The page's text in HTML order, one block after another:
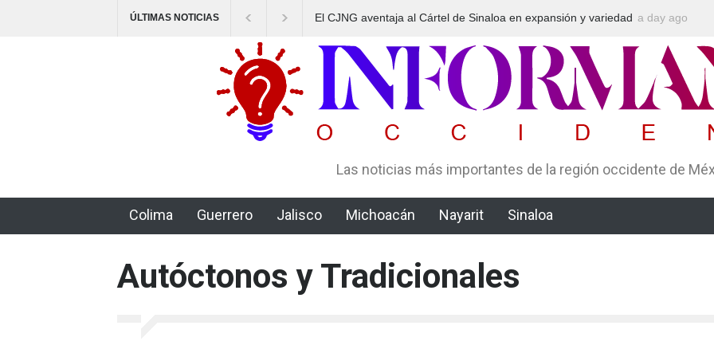
ÚLTIMAS NOTICIAS
El CJNG aventaja al Cártel de Sinaloa en expansión y variedad
Arrestan en
a day ago
Las noticias más importantes de la región occidente de
Colima Guerrero Jalisco Michoacán Nayarit Sinaloa
Autóctonos y Tradicionales